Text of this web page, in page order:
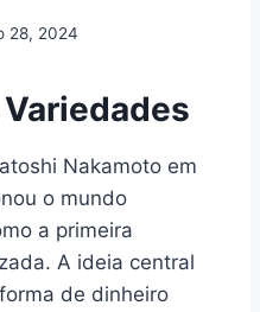
28, 2024
Nakamoto em
o mundo
a primeira
A ideia central
de dinheiro